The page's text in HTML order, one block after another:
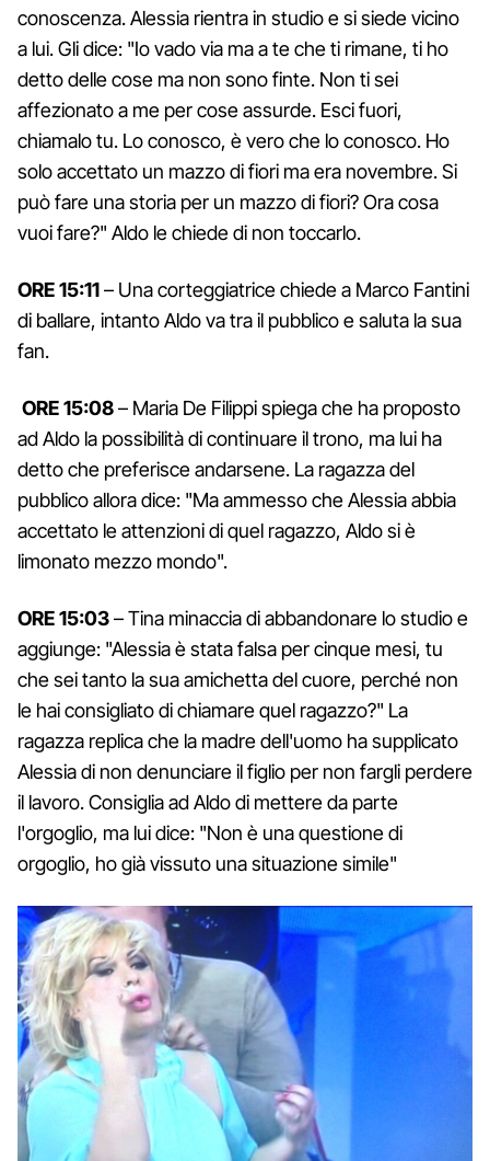
conoscenza. Alessia rientra in studio e si siede vicino
a lui. Gli dice: "Io vado via ma a te che ti rimane, ti ho
detto delle cose ma non sono finte. Non ti sei
affezionato a me per cose assurde. Esci fuori,
chiamalo tu. Lo conosco, è vero che lo conosco. Ho
solo accettato un mazzo di fiori ma era novembre. Si
può fare una storia per un mazzo di fiori? Ora cosa
vuoi fare?" Aldo le chiede di non toccarlo.
ORE 15:11– Una corteggiatrice chiede a Marco Fantini
di ballare, intanto Aldo va tra il pubblico e saluta la sua
fan.
ORE 15:08– Maria De Filippi spiega che ha proposto
ad Aldo la possibilità di continuare il trono, ma lui ha
detto che preferisce andarsene. La ragazza del
pubblico allora dice: "Ma ammesso che Alessia abbia
accettato le attenzioni di quel ragazzo, Aldo si è
limonato mezzo mondo".
ORE 15:03– Tina minaccia di abbandonare lo studio e
aggiunge: "Alessia è stata falsa per cinque mesi, tu
che sei tanto la sua amichetta del cuore, perché non
le hai consigliato di chiamare quel ragazzo?" La
ragazza replica che la madre dell'uomo ha supplicato
Alessia di non denunciare il figlio per non fargli perdere
il lavoro. Consiglia ad Aldo di mettere da parte
l'orgoglio, ma lui dice: "Non è una questione di
orgoglio, ho già vissuto una situazione simile"